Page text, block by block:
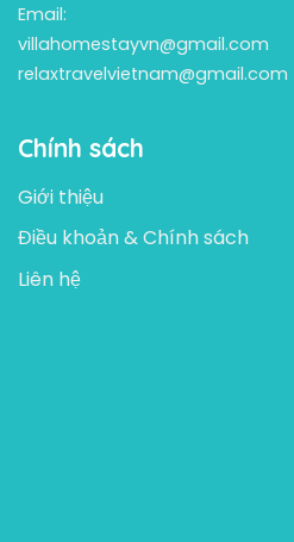
Email:
villahomestayvn@gmail.com
relaxtravelvietnam@gmail.com
Chính sách
Giới thiệu
Điều khoản & Chính sách
Liên hệ